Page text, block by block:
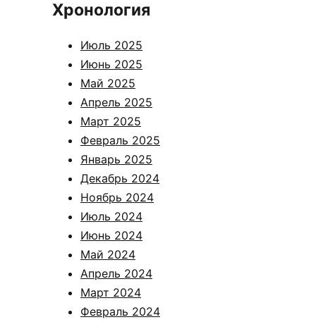
Хронология
Июль 2025
Июнь 2025
Май 2025
Апрель 2025
Март 2025
Февраль 2025
Январь 2025
Декабрь 2024
Ноябрь 2024
Июль 2024
Июнь 2024
Май 2024
Апрель 2024
Март 2024
Февраль 2024